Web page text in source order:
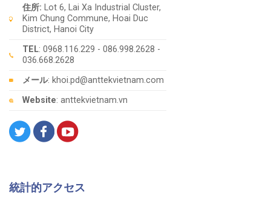
住所: Lot 6, Lai Xa Industrial Cluster,
Kim Chung Commune, Hoai Duc
District, Hanoi City
TEL: 0968.116.229 - 086.998.2628 -
036.668.2628
メール: khoi.pd@anttekvietnam.com
Website: anttekvietnam.vn
統計的アクセス